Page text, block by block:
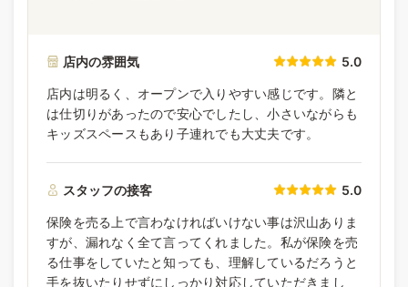
店内の雰囲気 5.0
店内は明るく、オープンで入りやすい感じです。隣と
は仕切りがあったので安心でしたし、小さいながらも
キッズスペースもあり子連れでも大丈夫です。
スタッフの接客 5.0
保険を売る上で言わなければいけない事は沢山ありま
すが、漏れなく全て言ってくれました。私が保険を売
る仕事をしていたと知っても、理解しているだろうと
手を抜いたりせずにしっかり対応していただきまし